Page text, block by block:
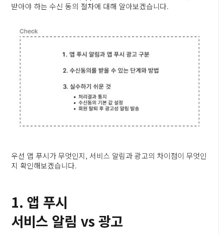
받아야 하는 수신 동의 절차에 대해 알아보겠습니다.
우선 앱 푸시가 무엇인지, 서비스 알림과 광고의 차이점이 무엇인
지 확인해보겠습니다.
1. 앱 푸시
서비스 알림 vs 광고